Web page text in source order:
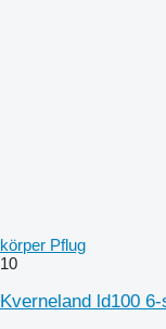
körper Pflug
10
Kverneland ld100